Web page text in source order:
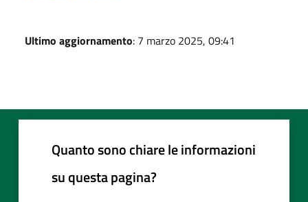
Ultimo aggiornamento: 7 marzo 2025, 09:41
Quanto sono chiare le informazioni
su questa pagina?